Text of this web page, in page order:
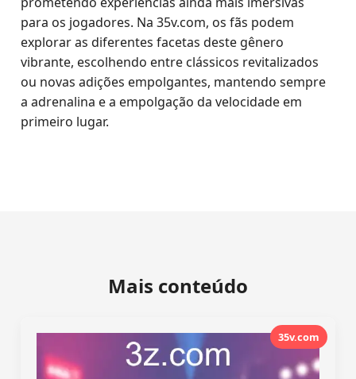
para os jogadores. Na 35v.com, os fãs podem
explorar as diferentes facetas deste gênero
vibrante, escolhendo entre clássicos revitalizados
ou novas adições empolgantes, mantendo sempre
a adrenalina e a empolgação da velocidade em
primeiro lugar.
Mais conteúdo
35v.com